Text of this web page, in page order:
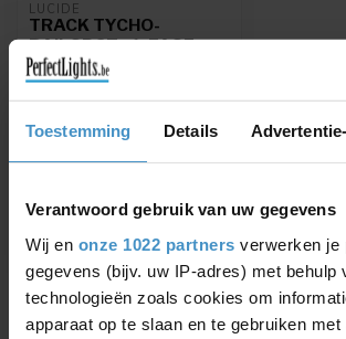
Toestemming Details
Verantwoord gebruik van uw gegevens
Wij en onze 1022 partners verwerken je
gegevens (bijv. uw IP-adres) met behulp
technologieën zoals cookies om
apparaat op te slaan en te gebruiken met
LUCIDE
TRACK TYCHO-
RAILSPOT - 1-FASE
RAILSYSTEEM /
RAILVERLICHTING -
1XG9 - OPAAL
(UITBREIDING)
Opaal (Uit...
€30,95 €27,24